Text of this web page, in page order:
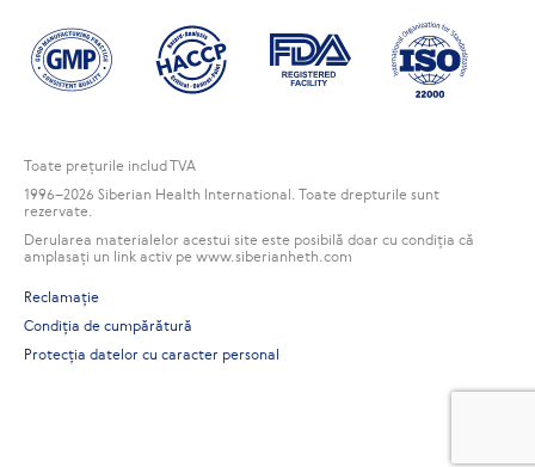
Toate preţurile includ TVA
1996–2026 Siberian Health International. Toate drepturile sunt
rezervate.
Derularea materialelor acestui site este posibilă doar cu condiția că
amplasați un link activ pe www.siberianheth.com
Reclamaţie
Condiția de cumpărătură
Protecția datelor cu caracter personal